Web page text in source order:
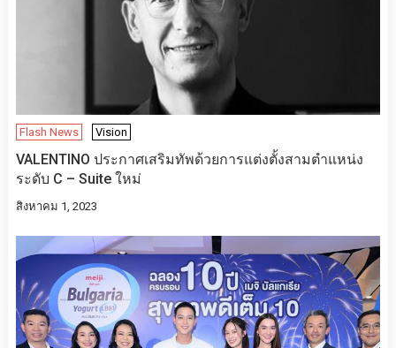
Flash News Vision
VALENTINO ประกาศเสริมทัพด้วยการแต่งตั้งสามตำแหน่ง
ระดับ C – Suite ใหม่
สิงหาคม 1, 2023